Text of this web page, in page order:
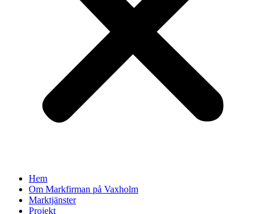
Hem
Om Markfirman på Vaxholm
Marktjänster
Projekt